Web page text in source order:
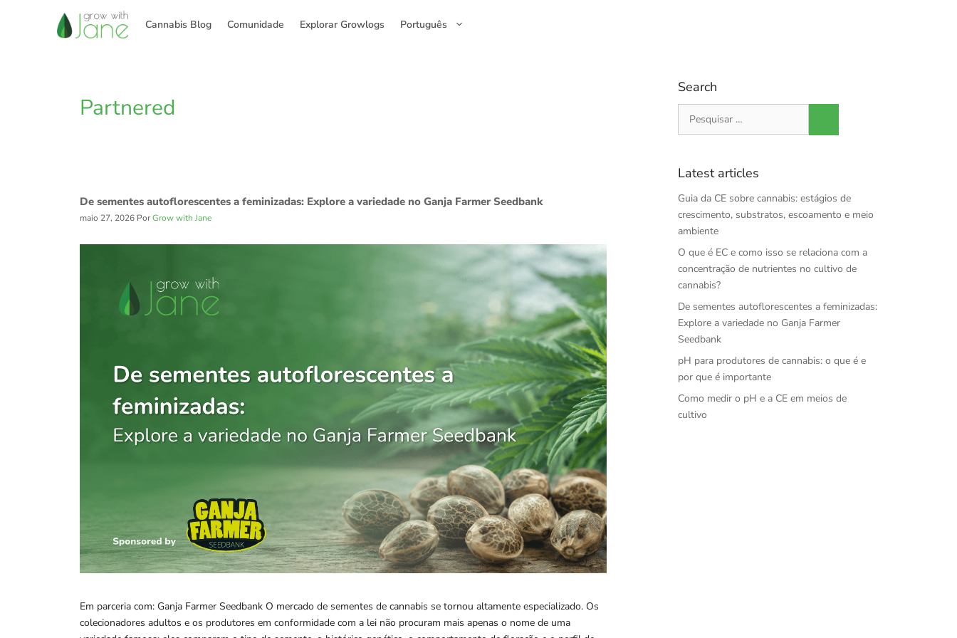
Cannabis Blog Comunidade Explorar Growlogs Português
Partnered
De sementes autoflorescentes a feminizadas: Explore a variedade no Ganja Farmer Seedbank
maio 27, 2026 PorGrow with Jane
Em parceria com: Ganja Farmer Seedbank O mercado de sementes de cannabis se tornou altamente especializado. Os
colecionadores adultos e os produtores em conformidade com a lei não procuram mais apenas o nome de uma
Search
Latest articles
Guia da CE sobre cannabis: estágios de
crescimento, substratos, escoamento e meio
ambiente
O que é EC e como isso se relaciona com a
concentração de nutrientes no cultivo de
cannabis?
De sementes autoflorescentes a feminizadas:
Explore a variedade no Ganja Farmer
Seedbank
pH para produtores de cannabis: o que é e
por que é importante
Como medir o pH e a CE em meios de
cultivo